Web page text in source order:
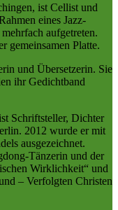
ist Cellist und
eines Jazz-
aufgetreten.
gemeinsamen Platte.
und Übersetzerin. Sie
ihr Gedichtband
Schriftsteller, Dichter
2012 wurde er mit
ausgezeichnet.
Tänzerin und der
Wirklichkeit“ und
– Verfolgten Christen